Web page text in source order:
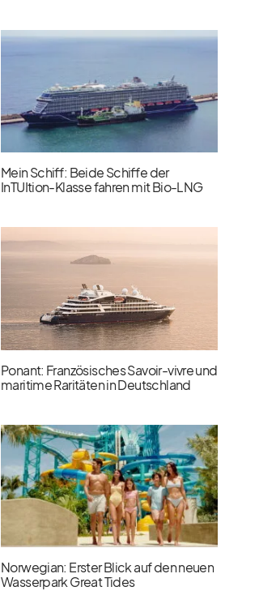
Mein Schiff: Beide Schiffe der
InTUItion-Klasse fahren mit Bio-LNG
Ponant: Französisches Savoir-vivre und
maritime Raritäten in Deutschland
Norwegian: Erster Blick auf den neuen
Wasserpark Great Tides